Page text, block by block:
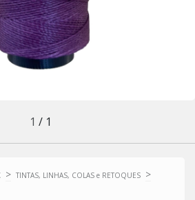
1 / 1
> TINTAS, LINHAS, COLAS e RETOQUES >